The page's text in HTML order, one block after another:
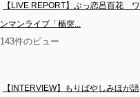
【LIVE REPORT】ぶっ恋呂百花　ワ
ンマンライブ「楯突...
143件のビュー
【INTERVIEW】もりばやしみほが語